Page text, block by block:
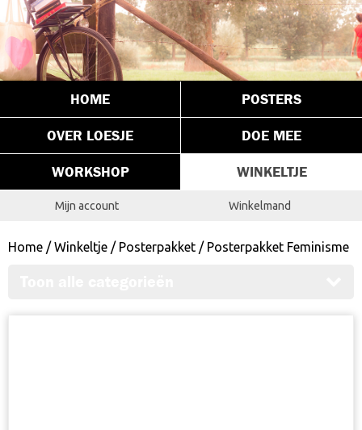
HOME POSTERS
OVER LOESJE DOE MEE
WORKSHOP WINKELTJE
Mijn account Winkelmand
Home /Winkeltje / Posterpakket / Posterpakket Feminisme